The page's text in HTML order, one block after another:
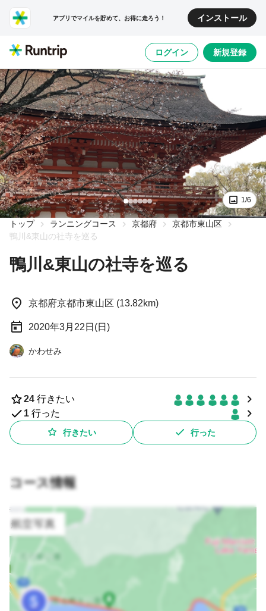
アプリでマイルを貯めて、お得に走ろう！ インストール
ログイン 新規登録
1/6
トップ ランニングコース 京都府
京都市東山区
鴨川&東山の社寺を巡る
鴨川&東山の社寺を巡る
京都府京都市東山区 (13.82km)
2020年3月22日(日)
かわせみ
24 行きたい
1 行った
行きたい 行った
コース情報